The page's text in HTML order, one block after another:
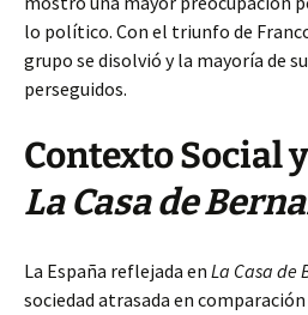
lo político. Con el triunfo de
grupo se disolvió y la mayoría de
perseguidos.
Contexto Social
La Casa de
La España reflejada en La Casa de
sociedad atrasada en